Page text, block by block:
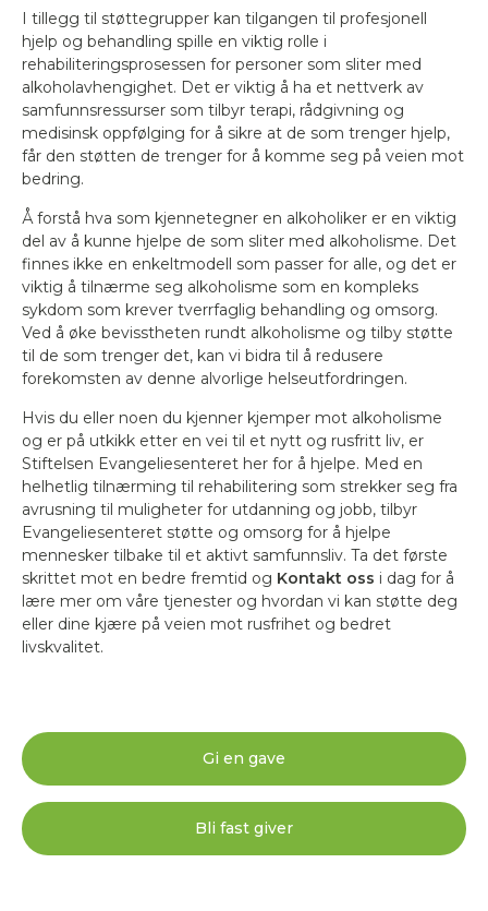
I tillegg til støttegrupper kan tilgangen til profesjonell
hjelp og behandling spille en viktig rolle i
rehabiliteringsprosessen for personer som sliter med
alkoholavhengighet. Det er viktig å ha et nettverk av
samfunnsressurser som tilbyr terapi, rådgivning og
medisinsk oppfølging for å sikre at de som trenger hjelp,
får den støtten de trenger for å komme seg på veien mot
bedring.
Å forstå hva som kjennetegner en alkoholiker er en viktig
del av å kunne hjelpe de som sliter med alkoholisme. Det
finnes ikke en enkeltmodell som passer for alle, og det er
viktig å tilnærme seg alkoholisme som en kompleks
sykdom som krever tverrfaglig behandling og omsorg.
Ved å øke bevisstheten rundt alkoholisme og tilby støtte
til de som trenger det, kan vi bidra til å redusere
forekomsten av denne alvorlige helseutfordringen.
Hvis du eller noen du kjenner kjemper mot alkoholisme
og er på utkikk etter en vei til et nytt og rusfritt liv, er
Stiftelsen Evangeliesenteret her for å hjelpe. Med en
helhetlig tilnærming til rehabilitering som strekker seg fra
avrusning til muligheter for utdanning og jobb, tilbyr
Evangeliesenteret støtte og omsorg for å hjelpe
mennesker tilbake til et aktivt samfunnsliv. Ta det første
skrittet mot en bedre fremtid og Kontakt oss i dag for å
lære mer om våre tjenester og hvordan vi kan støtte deg
eller dine kjære på veien mot rusfrihet og bedret
livskvalitet.
Gi en gave
Bli fast giver